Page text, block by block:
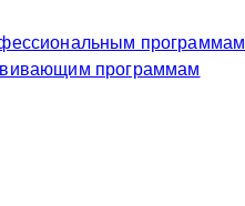
предпрофессиональным программам
общеразвивающим программам